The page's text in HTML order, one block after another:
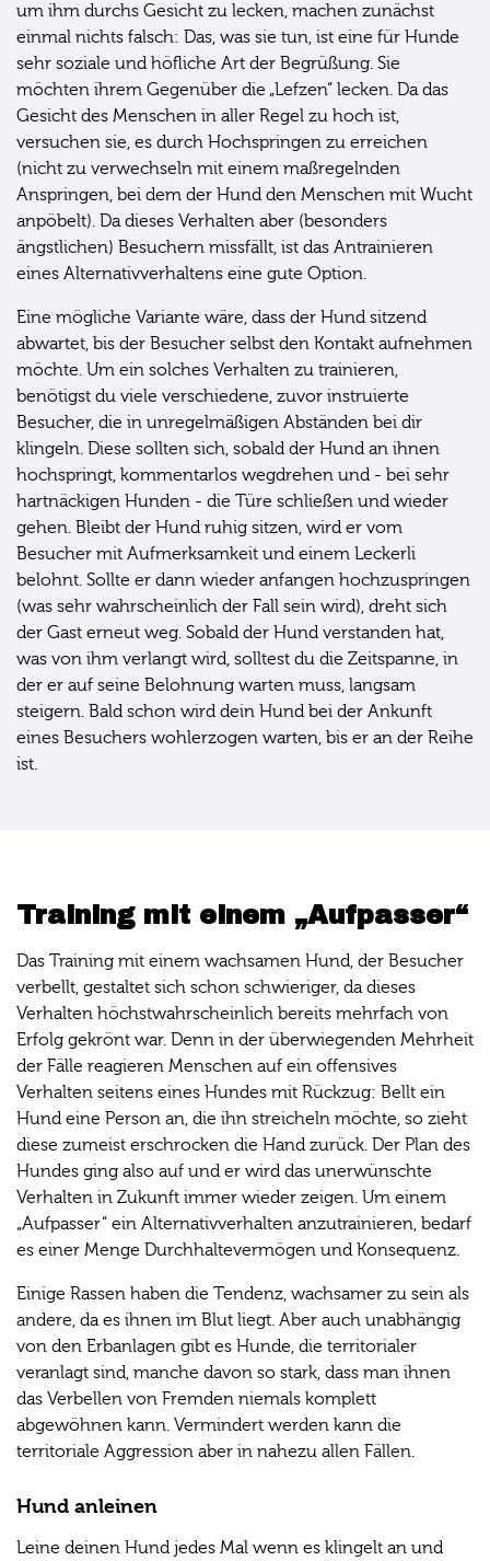
um ihm durchs Gesicht zu lecken, machen zunächst
einmal nichts falsch: Das, was sie tun, ist eine für Hunde
sehr soziale und höfliche Art der Begrüßung. Sie
möchten ihrem Gegenüber die „Lefzen“ lecken. Da das
Gesicht des Menschen in aller Regel zu hoch ist,
versuchen sie, es durch Hochspringen zu erreichen
(nicht zu verwechseln mit einem maßregelnden
Anspringen, bei dem der Hund den Menschen mit Wucht
anpöbelt). Da dieses Verhalten aber (besonders
ängstlichen) Besuchern missfällt, ist das Antrainieren
eines Alternativverhaltens eine gute Option.
Eine mögliche Variante wäre, dass der Hund sitzend
abwartet, bis der Besucher selbst den Kontakt aufnehmen
möchte. Um ein solches Verhalten zu trainieren,
benötigst du viele verschiedene, zuvor instruierte
Besucher, die in unregelmäßigen Abständen bei dir
klingeln. Diese sollten sich, sobald der Hund an ihnen
hochspringt, kommentarlos wegdrehen und - bei sehr
hartnäckigen Hunden - die Türe schließen und wieder
gehen. Bleibt der Hund ruhig sitzen, wird er vom
Besucher mit Aufmerksamkeit und einem Leckerli
belohnt. Sollte er dann wieder anfangen hochzuspringen
(was sehr wahrscheinlich der Fall sein wird), dreht sich
der Gast erneut weg. Sobald der Hund verstanden hat,
was von ihm verlangt wird, solltest du die Zeitspanne, in
der er auf seine Belohnung warten muss, langsam
steigern. Bald schon wird dein Hund bei der Ankunft
eines Besuchers wohlerzogen warten, bis er an der Reihe
ist.
Training mit einem „Aufpasser“
Das Training mit einem wachsamen Hund, der Besucher
verbellt, gestaltet sich schon schwieriger, da dieses
Verhalten höchstwahrscheinlich bereits mehrfach von
Erfolg gekrönt war. Denn in der überwiegenden Mehrheit
der Fälle reagieren Menschen auf ein offensives
Verhalten seitens eines Hundes mit Rückzug: Bellt ein
Hund eine Person an, die ihn streicheln möchte, so zieht
diese zumeist erschrocken die Hand zurück. Der Plan des
Hundes ging also auf und er wird das unerwünschte
Verhalten in Zukunft immer wieder zeigen. Um einem
„Aufpasser“ ein Alternativverhalten anzutrainieren, bedarf
es einer Menge Durchhaltevermögen und Konsequenz.
Einige Rassen haben die Tendenz, wachsamer zu sein als
andere, da es ihnen im Blut liegt. Aber auch unabhängig
von den Erbanlagen gibt es Hunde, die territorialer
veranlagt sind, manche davon so stark, dass man ihnen
das Verbellen von Fremden niemals komplett
abgewöhnen kann. Vermindert werden kann die
territoriale Aggression aber in nahezu allen Fällen.
Hund anleinen
Leine deinen Hund jedes Mal wenn es klingelt an und